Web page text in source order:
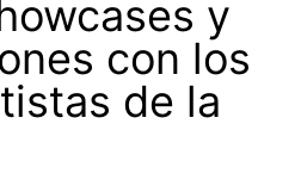
y
con los
de la